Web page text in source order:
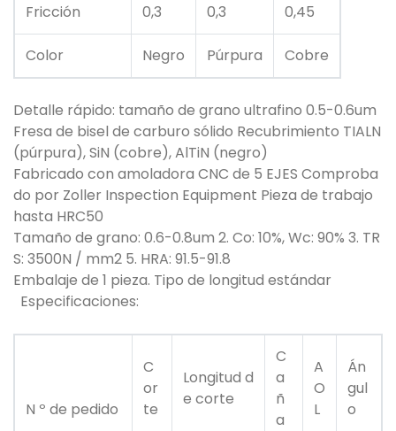
Fricción 0,3 0,3 0,45
Color Negro Púrpura Cobre
Detalle rápido: tamaño de grano ultrafino 0.5-0.6um
Fresa de bisel de carburo sólido Recubrimiento TIALN
(púrpura), SiN (cobre), AlTiN (negro)
Fabricado con amoladora CNC de 5 EJES Comproba
do por Zoller Inspection Equipment Pieza de trabajo
hasta HRC50
Tamaño de grano: 0.6-0.8um 2. Co: 10%, Wc: 90% 3. TR
S: 3500N / mm2 5. HRA: 91.5-91.8
Embalaje de 1 pieza. Tipo de longitud estándar
Especificaciones:
N º de pedido
C
or
te
Longitud d
e corte
C
a
ñ
a
A
O
L
Án
gul
o